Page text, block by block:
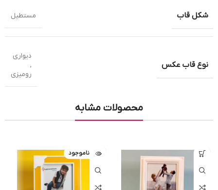
شکل قاب مستطیل
نوع قاب عکس
دیواری
,
رومیزی
محصولات مشابه
ناموجود